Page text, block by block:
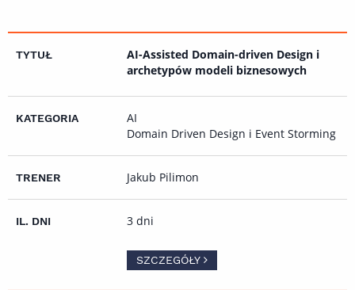
AI-Assisted Domain-driven Design i
archetypów modeli biznesowych
AI
Domain Driven Design i Event Storming
Jakub Pilimon
3 dni
SZCZEGÓŁY